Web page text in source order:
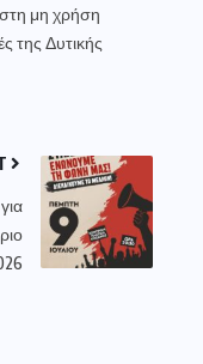
μη χρήση
της Δυτικής